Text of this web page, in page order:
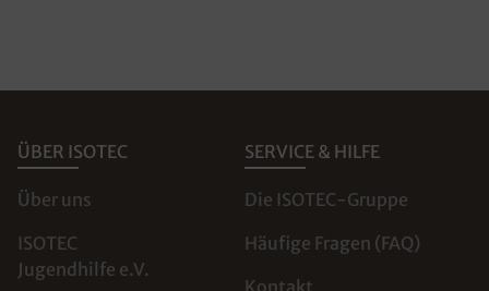
ÜBER ISOTEC
Über uns
ISOTEC
Jugendhilfe e.V.
SERVICE & HILFE
Die ISOTEC-Gruppe
Häufige Fragen (FAQ)